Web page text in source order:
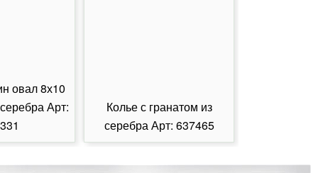
овал 8х10
Арт:
Колье с гранатом из
серебра Арт: 637465